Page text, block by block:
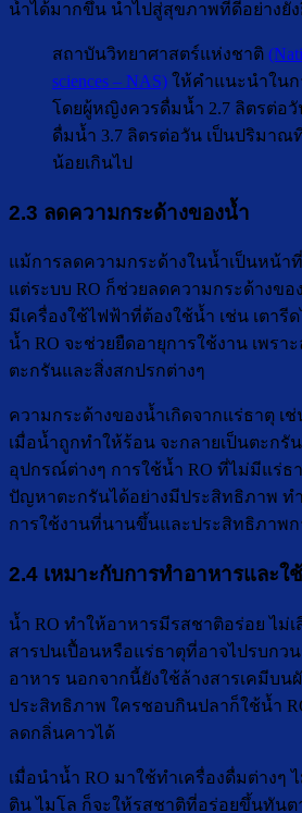
น้ำได้มากขึ้น นำไปสู่สุขภาพที่ดีอย่างยั่
สถาบันวิทยาศาสตร์แห่งชาติ
sciences – NAS) ให้คำแนะนำใน
โดยผู้หญิงควรดื่มน้ำ 2.7 ลิตรต่อ
ดื่มน้ำ 3.7 ลิตรต่อวัน เป็นปริมาณ
น้อยเกินไป
2.3 ลดความกระด้างของน้ำ
แม้การลดความกระด้างในน้ำเป็นหน้า
แต่ระบบ RO ก็ช่วยลดความกระด้างข
มีเครื่องใช้ไฟฟ้าที่ต้องใช้น้ำ เช่น เตารี
น้ำ RO จะช่วยยืดอายุการใช้งาน เพรา
ตะกรันและสิ่งสกปรกต่างๆ
ความกระด้างของน้ำเกิดจากแร่ธาตุ เ
เมื่อน้ำถูกทำให้ร้อน จะกลายเป็นตะกรั
อุปกรณ์ต่างๆ การใช้น้ำ RO ที่ไม่มีแร่ธ
ปัญหาตะกรันได้อย่างมีประสิทธิภาพ ท
การใช้งานที่นานขึ้นและประสิทธิภาพ
2.4 เหมาะกับการทำอาหารและ
น้ำ RO ทำให้อาหารมีรสชาติอร่อย ไม่
สารปนเปื้อนหรือแร่ธาตุที่อาจไปรบกว
อาหาร นอกจากนี้ยังใช้ล้างสารเคมีบน
ประสิทธิภาพ ใครชอบกินปลาก็ใช้น้ำ
ลดกลิ่นคาวได้
เมื่อนำน้ำ RO มาใช้ทำเครื่องดื่มต่างๆ
ติน ไมโล ก็จะให้รสชาติที่อร่อยขึ้นทันต